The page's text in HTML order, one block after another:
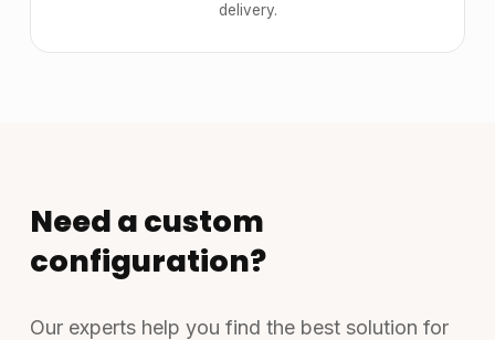
delivery.
Need a custom
configuration?
Our experts help you find the best solution for